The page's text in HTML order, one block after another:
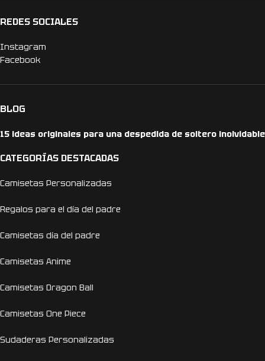
REDES SOCIALES
Instagram
Facebook
BLOG
15 ideas originales para una despedida de soltero inolvidable
CATEGORÍAS DESTACADAS
Camisetas Personalizadas
Regalos para el día del padre
Camisetas día del padre
Camisetas Anime
Camisetas Dragon Ball
Camisetas One Piece
Sudaderas Personalizadas